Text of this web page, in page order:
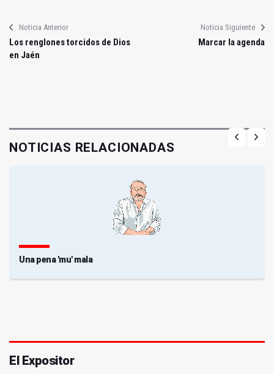
Noticia Anterior
Los renglones torcidos de Dios
en Jaén
Noticia Siguiente
Marcar la agenda
NOTICIAS RELACIONADAS
Una pena 'mu' mala
El Expositor